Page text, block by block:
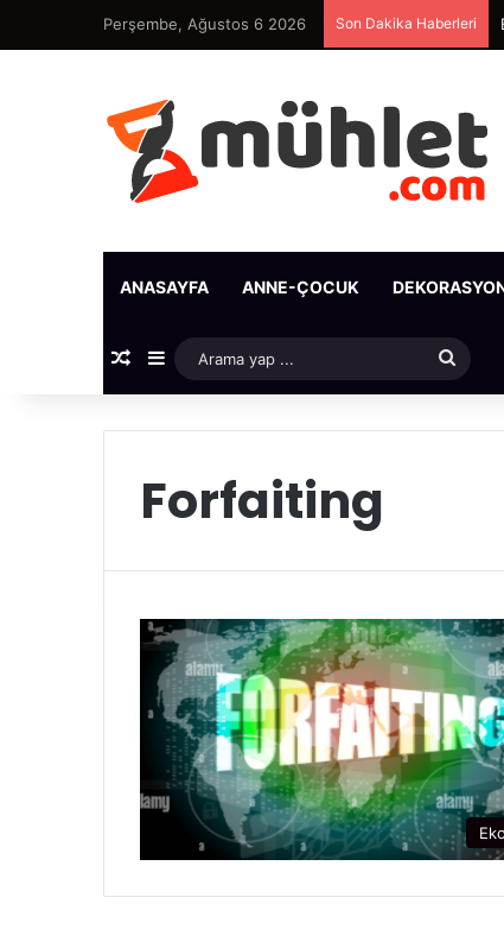
Perşembe, Ağustos 6 2026 Son Dakika Haberleri
ANASAYFA ANNE-ÇOCUK
Rastgele Makale
Kenar Bölmesi
yap
Forfaiting